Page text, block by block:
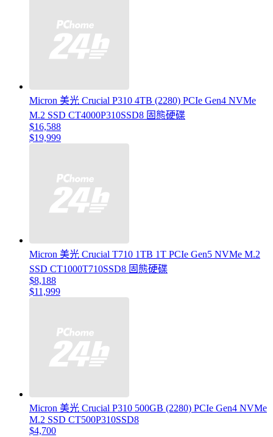
Micron 美光 Crucial P310 4TB (2280) PCIe Gen4 NVMe
M.2 SSD CT4000P310SSD8 固態硬碟
$16,588
$19,999
Micron 美光 Crucial T710 1TB 1T PCIe Gen5 NVMe M.2
SSD CT1000T710SSD8 固態硬碟
$8,188
$11,999
Micron 美光 Crucial P310 500GB (2280) PCIe Gen4 NVMe
M.2 SSD CT500P310SSD8
$4,700